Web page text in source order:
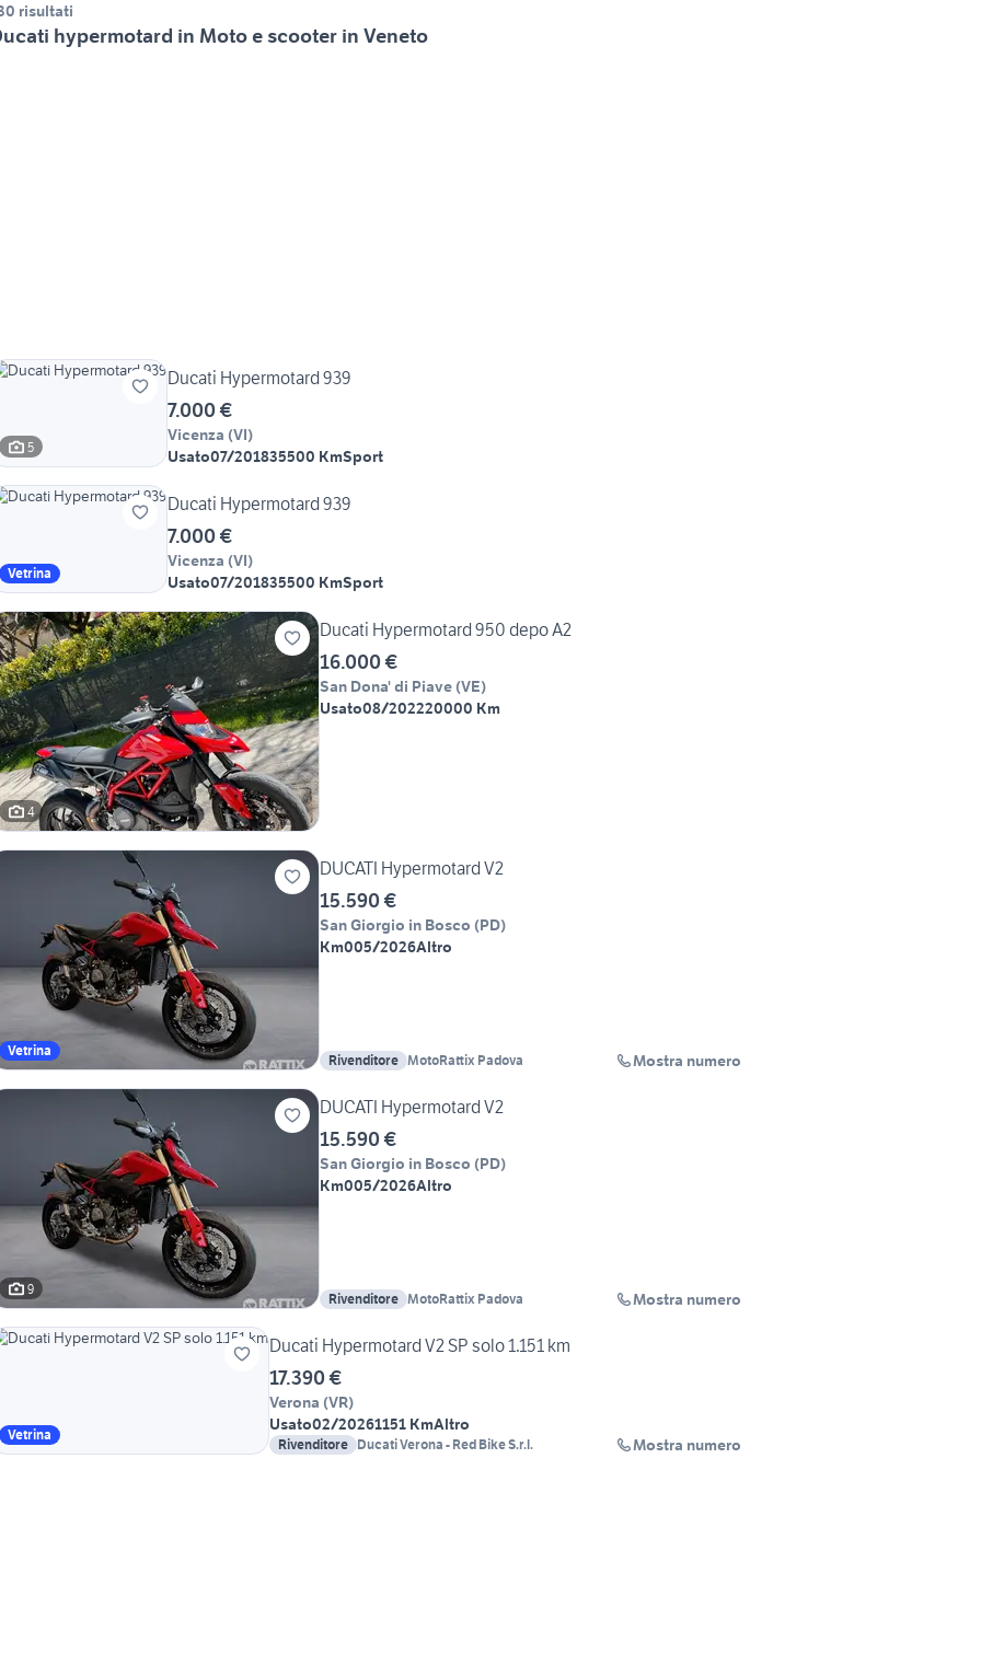
risultati
hypermotard in Moto e scooter in Veneto
5
Ducati Hypermotard 939
7.000 €
Vicenza (VI)
Usato07/201835500 KmSport
Vetrina
Ducati Hypermotard 939
7.000 €
Vicenza (VI)
Usato07/201835500 KmSport
4
Ducati Hypermotard 950 depo A2
16.000 €
San Dona' di Piave (VE)
Usato08/202220000 Km
Vetrina
DUCATI Hypermotard V2
15.590 €
San Giorgio in Bosco (PD)
Km005/2026Altro
Rivenditore MotoRattix Padova Mostra numero
9
DUCATI Hypermotard V2
15.590 €
San Giorgio in Bosco (PD)
Km005/2026Altro
Rivenditore MotoRattix Padova Mostra numero
Vetrina
Ducati Hypermotard V2 SP solo 1.151 km
17.390 €
Verona (VR)
Usato02/20261151 KmAltro
Rivenditore Ducati Verona - Red Bike S.r.l. Mostra numero